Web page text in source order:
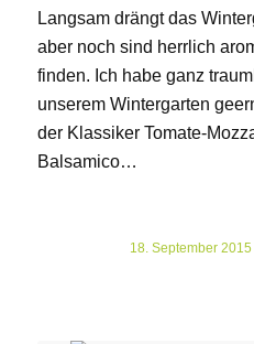
Langsam drängt das
aber noch sind herrlich
finden. Ich habe ganz
unserem Wintergarten
der Klassiker Tomate-
Balsamico…
18. September 2015
/